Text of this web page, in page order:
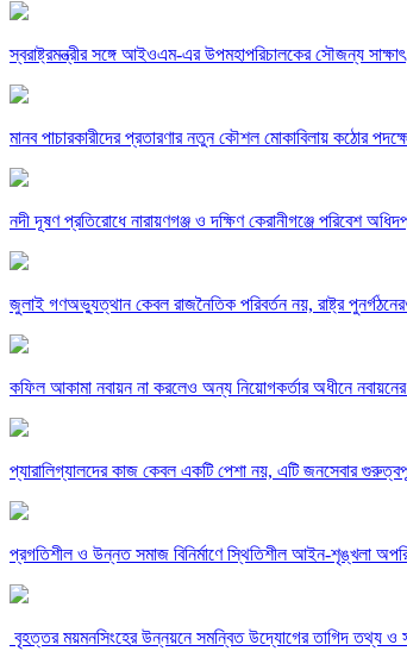
স্বরাষ্ট্রমন্ত্রীর সঙ্গে আইওএম-এর উপমহাপরিচালকের সৌজন্য সাক্ষাৎ
মানব পাচারকারীদের প্রতারণার নতুন কৌশল মোকাবিলায় কঠোর
নদী দূষণ প্রতিরোধে নারায়ণগঞ্জ ও দক্ষিণ কেরানীগঞ্জে পরিবেশ
জুলাই গণঅভ্যুত্থান কেবল রাজনৈতিক পরিবর্তন নয়, রাষ্ট্র
কফিল আকামা নবায়ন না করলেও অন্য নিয়োগকর্তার অধীনে নবায়নের
প্যারালিগ্যালদের কাজ কেবল একটি পেশা নয়, এটি জনসেবার
‎প্রগতিশীল ও উন্নত সমাজ বিনির্মাণে স্থিতিশীল আইন-শৃঙ্খলা
বৃহত্তর ময়মনসিংহের উন্নয়নে সমন্বিত উদ্যোগের তাগিদ তথ্য ও